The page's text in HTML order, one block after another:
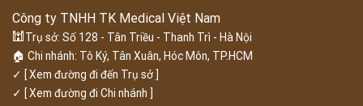
Công ty TNHH TK Medical Việt Nam
🕍 Trụ sở: Số 128 - Tân Triều - Thanh Trì - Hà Nội
🏠 Chi nhánh: Tô Ký, Tân Xuân, Hóc Môn, TP.HCM
✓ [ Xem đường đi đến Trụ sở ]
✓ [ Xem đường đi Chi nhánh ]